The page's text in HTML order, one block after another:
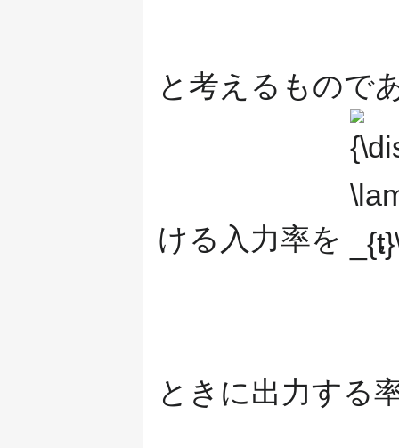
と考えるもので
ける入力率を
\lambda
_{t}\,}
ときに出力する